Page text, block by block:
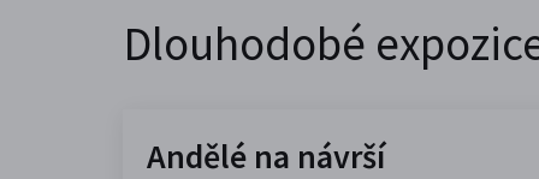
Dlouhodobé
Andělé na návrší